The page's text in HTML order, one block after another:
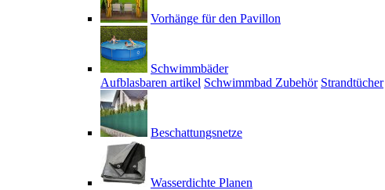
Vorhänge für den Pavillon
Schwimmbäder
Aufblasbaren artikel Schwimmbad Zubehör Strandtücher
Beschattungsnetze
Wasserdichte Planen